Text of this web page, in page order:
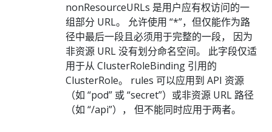
nonResourceURLs 是用户应有权访问的一
组部分 URL。 允许使用 “*”，但仅能作为路
径中最后一段且必须用于完整的一段， 因为
非资源 URL 没有划分命名空间。 此字段仅适
用于从 ClusterRoleBinding 引用的
ClusterRole。 rules 可以应用到 API 资源
（如 “pod” 或 “secret”）或非资源 URL 路径
（如 “/api”）， 但不能同时应用于两者。